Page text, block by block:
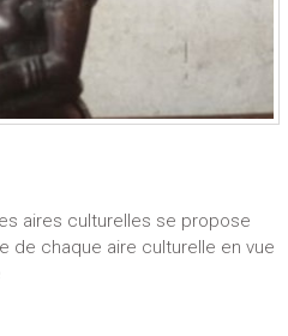
aires culturelles se propose
de chaque aire culturelle en vue